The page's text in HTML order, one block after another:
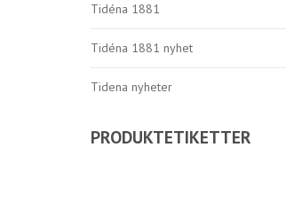
Tidéna 1881
Tidéna 1881 nyhet
Tidena nyheter
PRODUKTETIKETTER